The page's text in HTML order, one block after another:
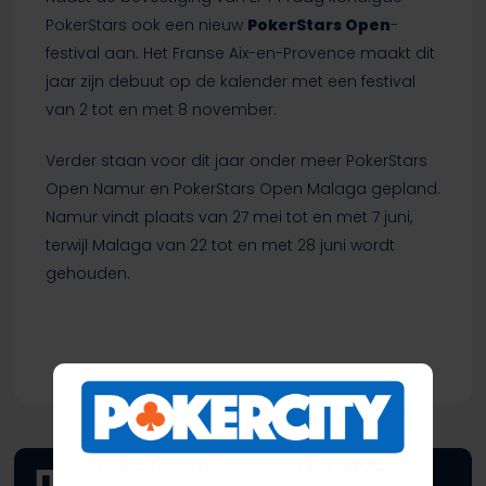
PokerStars ook een nieuw PokerStars Open-
festival aan. Het Franse Aix-en-Provence maakt dit
jaar zijn debuut op de kalender met een festival
van 2 tot en met 8 november.
Verder staan voor dit jaar onder meer PokerStars
Open Namur en PokerStars Open Malaga gepland.
Namur vindt plaats van 27 mei tot en met 7 juni,
terwijl Malaga van 22 tot en met 28 juni wordt
gehouden.